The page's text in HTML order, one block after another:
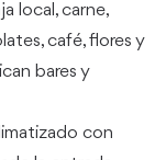
local, carne,
café, flores y
bares y
con